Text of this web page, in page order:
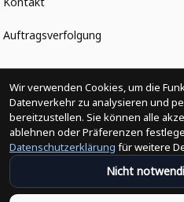
Auftragsverfolgung
Politiken
Änderungen der Bestellung
Versandpolitik
Rückerstattungsrichtlinie
Wir verwenden Cookies, um die
Datenverkehr zu analysieren und
bereitzustellen. Sie können alle
ablehnen oder Präferenzen
Datenschutzerklärung für weitere
Nicht